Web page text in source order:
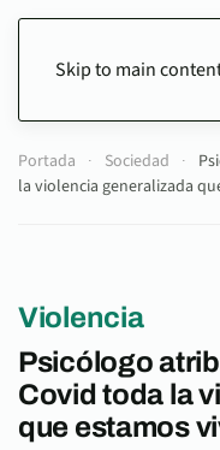
Skip to main
Portada Sociedad
la violencia generalizada
Violencia
Psicólogo
Covid toda la
que estamos